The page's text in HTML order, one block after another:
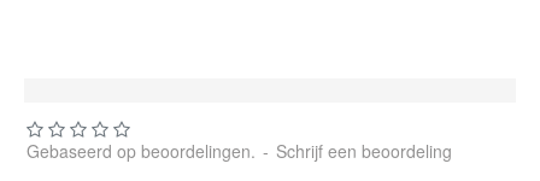
Gebaseerd op beoordelingen. - Schrijf een beoordeling